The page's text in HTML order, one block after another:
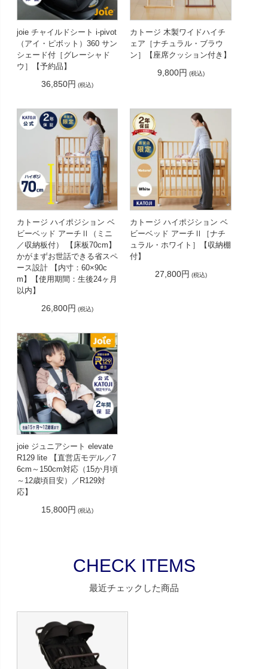
joie チャイルドシート i-pivot
（アイ・ピボット）360 サン
シェード付［グレーシャド
ウ］【予約品】
36,850円 (税込)
カトージ 木製ワイドハイチ
ェア［ナチュラル・ブラウ
ン］【座席クッション付き】
9,800円 (税込)
カトージ ハイポジション ベ
ビーベッド アーチⅡ（ミニ
／収納板付） 【床板70cm】
かがまずお世話できる省スペ
ース設計 【内寸：60×90c
m】【使用期間：生後24ヶ月
以内】
26,800円 (税込)
カトージ ハイポジション ベ
ビーベッド アーチⅡ［ナチ
ュラル・ホワイト］【収納棚
付】
27,800円 (税込)
joie ジュニアシート elevate
R129 lite 【直営店モデル／7
6cm～150cm対応（15か月頃
～12歳頃目安）／R129対
応】
15,800円 (税込)
CHECK ITEMS
最近チェックした商品